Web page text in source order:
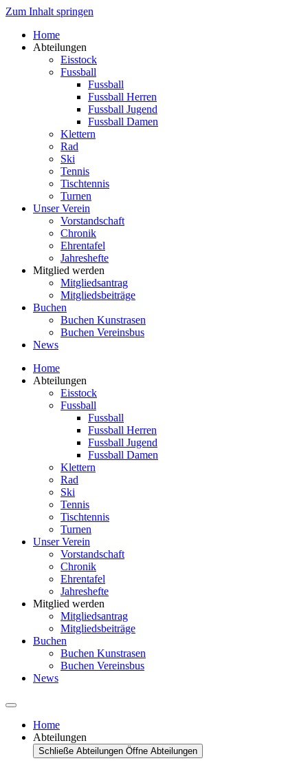
Zum Inhalt springen
Home
Abteilungen
Eisstock
Fussball
Fussball
Fussball Herren
Fussball Jugend
Fussball Damen
Klettern
Rad
Ski
Tennis
Tischtennis
Turnen
Unser Verein
Vorstandschaft
Chronik
Ehrentafel
Jahreshefte
Mitglied werden
Mitgliedsantrag
Mitgliedsbeiträge
Buchen
Buchen Kunstrasen
Buchen Vereinsbus
News
Home
Abteilungen
Eisstock
Fussball
Fussball
Fussball Herren
Fussball Jugend
Fussball Damen
Klettern
Rad
Ski
Tennis
Tischtennis
Turnen
Unser Verein
Vorstandschaft
Chronik
Ehrentafel
Jahreshefte
Mitglied werden
Mitgliedsantrag
Mitgliedsbeiträge
Buchen
Buchen Kunstrasen
Buchen Vereinsbus
News
Home
Abteilungen
Schließe Abteilungen Öffne Abteilungen